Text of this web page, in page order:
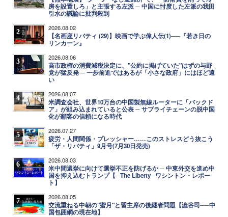
房を設置しろ」と主張する左派 ─ 中国に忖度した左派の我田
引水の議論に批判殺到
2 2026.08.02
【名画座リバティ (29)】映画で学ぶ偉人伝(1)──『若き日の
リンカーン』
3 2026.08.06
高市政権の消費減税決定に、"公約に掲げていた"はずの与野
党が猛反発 ─ 一歩前進ではあるが「小さな政府」にはほど遠
い
4 2026.08.07
米調査会社、世界10万台の中国製無線ルーターに「バックド
ア」が組み込まれていると公表 ─ サプライチェーンの脱中国
化が顧客の信頼になる時代
5 2026.07.27
疲労・人間関係・プレッシャー……このストレスどう抜こう
「ザ・リバティ」9月号(7月30日発売)
6 2026.08.03
米中間選挙に向けて選挙不正を防げるか ─ 中東外交を進め中
国を抑え込むトランプ【─The Liberty─ワシントン・レポー
ト】
7 2026.08.05
交流重ねる中朝の"蜜月"と習主席の後継者問題【澁谷司──中
国包囲網の現在地】